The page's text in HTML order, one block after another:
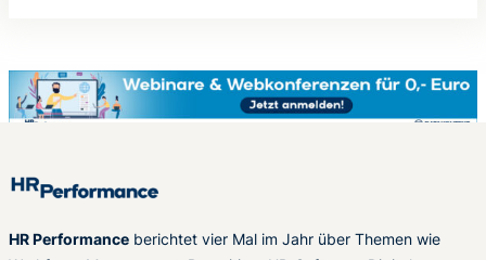
HR Performance berichtet vier Mal im Jahr über Themen wie